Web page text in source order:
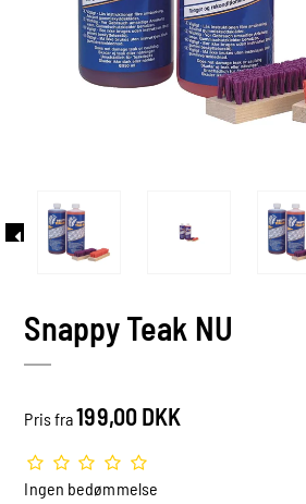
Snappy Teak NU
Pris fra199,00 DKK
Ingen bedømmelse